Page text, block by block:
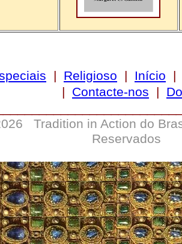
| Religioso | Início
| Contacte-nos |
Tradition in Action do
Reservados